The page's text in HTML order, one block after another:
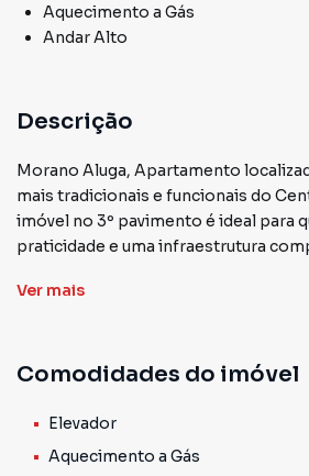
Aquecimento a Gás
Andar Alto
Descrição
Morano Aluga, Apartamento
mais tradicionais e funcionais do
imóvel no 3º pavimento é ideal para
praticidade e uma infraestrutura
Espaço Amplo: 37m² de área
Conforto Térmico: Banheiro privativo
na região.
Ver mais
Comodidades do imóvel
Elevador
Aquecimento a Gás